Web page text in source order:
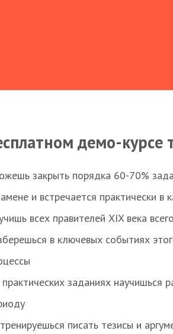
демо-курсе
закрыть порядка 60-70%
и встречается практически
всех правителей XIX века
в ключевых событиях
заданиях научишься
писать тезисы и